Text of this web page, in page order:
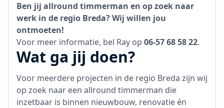
Ben jij allround timmerman en op zoek naar
werk in de regio Breda? Wij willen jou
ontmoeten!
Voor meer informatie, bel Ray op 06-57 68 58 22.
Wat ga jij doen?
Voor meerdere projecten in de regio Breda zijn wij
op zoek naar een allround timmerman die
inzetbaar is binnen nieuwbouw, renovatie én